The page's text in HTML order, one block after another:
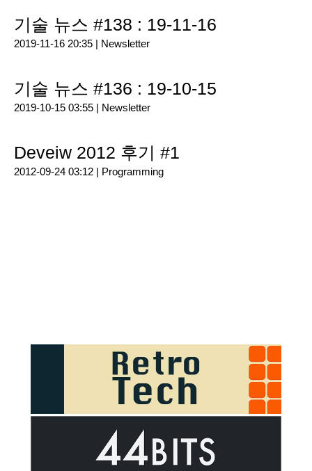
기술 뉴스 #138 : 19-11-16
2019-11-16 20:35 | Newsletter
기술 뉴스 #136 : 19-10-15
2019-10-15 03:55 | Newsletter
Deveiw 2012 후기 #1
2012-09-24 03:12 | Programming